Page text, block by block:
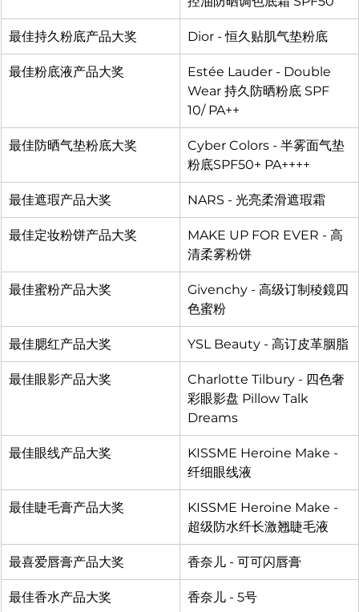
最佳持久粉底产品大奖 Dior - 恒久贴肌气垫粉底
最佳粉底液产品大奖
Estée Lauder - Double
Wear 持久防晒粉底 SPF
10/ PA++
最佳防晒气垫粉底大奖
Cyber​​ Colors - 半雾面气垫
粉底SPF50+ PA++++
最佳遮瑕产品大奖 NARS - 光亮柔滑遮瑕霜
最佳定妆粉饼产品大奖
MAKE UP FOR EVER - 高
清柔雾粉饼
最佳蜜粉产品大奖
Givenchy - 高级订制稜鏡四
色蜜粉
最佳腮红产品大奖 YSL Beauty - 高订皮革胭脂
最佳眼影产品大奖
Charlotte Tilbury - 四色奢
彩眼影盘 Pillow Talk
Dreams
最佳眼线产品大奖
KISSME Heroine Make -
纤细眼线液
最佳睫毛膏产品大奖
KISSME Heroine Make -
超级防水纤长激翘睫毛液
最喜爱唇膏产品大奖 香奈儿 - 可可闪唇膏
最佳香水产品大奖 香奈儿 - 5号